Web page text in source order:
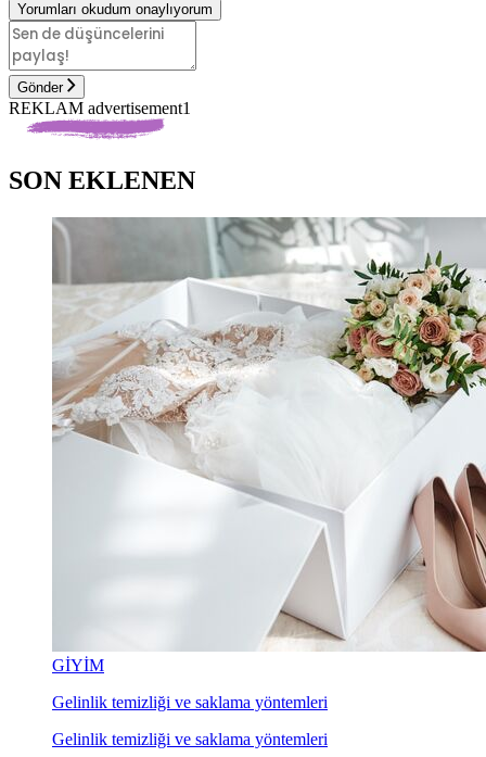
Yorumları okudum onaylıyorum
Gönder
REKLAM advertisement1
SON EKLENEN
GİYİM
Gelinlik temizliği ve saklama yöntemleri
Gelinlik temizliği ve saklama yöntemleri